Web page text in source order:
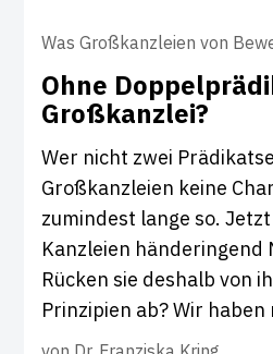
Was Großkanzleien von
Ohne
Groß­kanzlei?
Wer nicht zwei
Großkanzleien keine
zumindest lange so.
Kanzleien händeringend
Rücken sie deshalb von
Prinzipien ab? Wir